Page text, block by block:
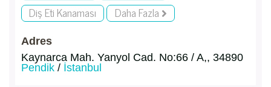
Diş Eti Kanaması
Daha Fazla
Adres
Kaynarca Mah. Yanyol Cad. No:66 / A,, 34890
Pendik / İstanbul